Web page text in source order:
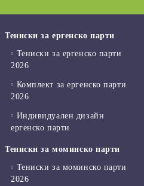
Тениски за ергенско парти
Тениски за ергенско парти
2026
Комплект за ергенско парти
2026
Индивидуален дизайн
ергенско парти
Тениски за моминско парти
Тениски за моминско парти
2026